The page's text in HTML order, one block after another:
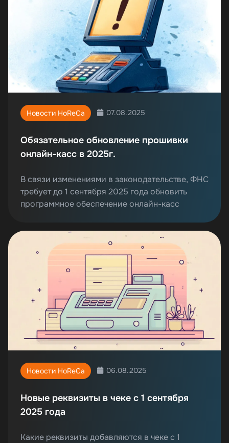
Новости HoReCa 07.08.2025
Обязательное обновление прошивки
онлайн-касс в 2025г.
В связи изменениями в законодательстве, ФНС
требует до 1 сентября 2025 года обновить
программное обеспечение онлайн-касс
Новости HoReCa 06.08.2025
Новые реквизиты в чеке с 1 сентября
2025 года
Какие реквизиты добавляются в чеке с 1